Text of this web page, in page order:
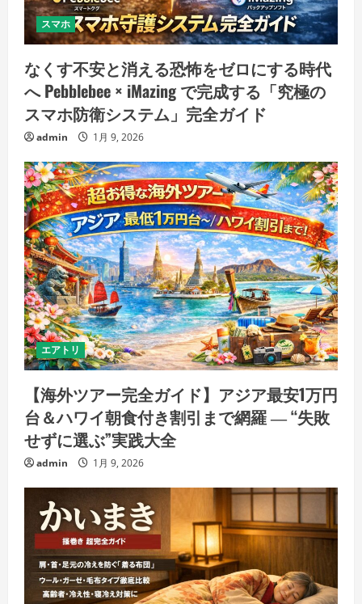
スマホ
なくす不安と消える恐怖をゼロにする時代
へ Pebblebee × iMazing で完成する「究極の
スマホ防衛システム」完全ガイド
admin 1月 9, 2026
エアトリ
【海外ツアー完全ガイド】アジア最安1万円
台＆ハワイ朝食付き割引まで網羅 ― “失敗
せずに選ぶ”実践大全
admin 1月 9, 2026